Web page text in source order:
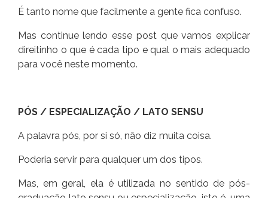
É tanto nome que facilmente a gente fica confuso.
Mas continue lendo esse post que vamos explicar
direitinho o que é cada tipo e qual o mais adequado
para você neste momento.
PÓS / ESPECIALIZAÇÃO / LATO SENSU
A palavra pós, por si só, não diz muita coisa.
Poderia servir para qualquer um dos tipos.
Mas, em geral, ela é utilizada no sentido de pós-